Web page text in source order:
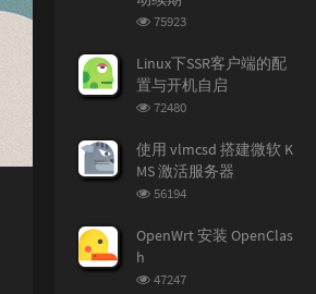
浏
次
数:
75923
Linux下SSR客户端的配
置与开机自启
浏
次
数:
72480
使用 vlmcsd 搭建微软 K
MS 激活服务器
浏
次
56194
OpenWrt 安装 OpenClas
h
浏
47247